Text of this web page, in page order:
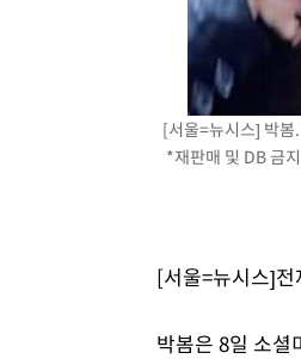
"여기 떨어졌다"…다누리
손흥민, 5경기 연속골 실
내일까지 39도 '펄펄'…기
[서울=뉴시스] 박
*재판매 및 DB 금지
[서울=뉴시스]
박봄은 8일 소